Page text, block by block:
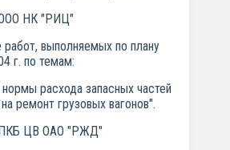
НК "РИЦ"
выполняемых по плану
г. по темам:
расхода запасных частей
ремонт грузовых вагонов".
ЦВ ОАО "РЖД"